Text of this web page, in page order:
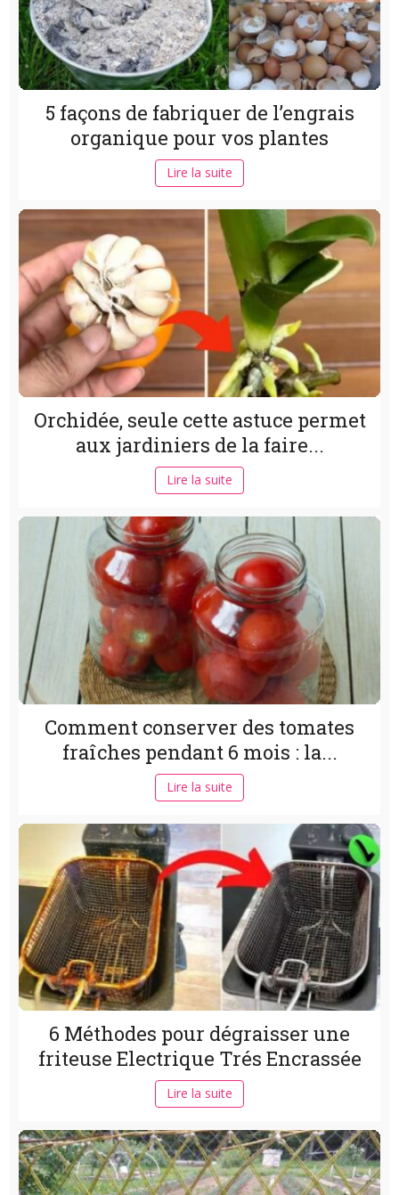
5 façons de fabriquer de l’engrais
organique pour vos plantes
Lire la suite
Orchidée, seule cette astuce permet
aux jardiniers de la faire...
Lire la suite
Comment conserver des tomates
fraîches pendant 6 mois : la...
Lire la suite
6 Méthodes pour dégraisser une
friteuse Electrique Trés Encrassée
Lire la suite